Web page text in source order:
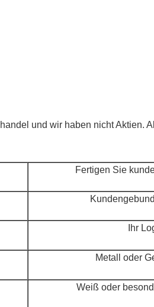
und wir haben nicht Aktien.
Fertigen Sie
Ihr
Metall oder
Weiß oder